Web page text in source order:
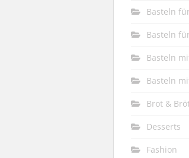
Basteln
Basteln
Basteln
Basteln
Brot &
Desserts
Fashion